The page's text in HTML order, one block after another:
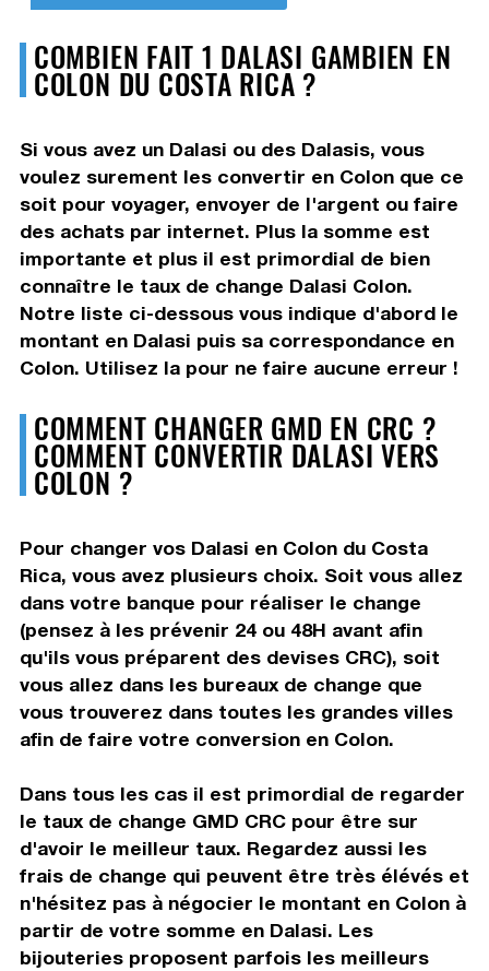
COMBIEN FAIT 1 DALASI GAMBIEN EN
COLON DU COSTA RICA ?
Si vous avez un Dalasi ou des Dalasis, vous
voulez surement les convertir en Colon que ce
soit pour voyager, envoyer de l'argent ou faire
des achats par internet. Plus la somme est
importante et plus il est primordial de bien
connaître le taux de change Dalasi Colon.
Notre liste ci-dessous vous indique d'abord le
montant en Dalasi puis sa correspondance en
Colon. Utilisez la pour ne faire aucune erreur !
COMMENT CHANGER GMD EN CRC ?
COMMENT CONVERTIR DALASI VERS
COLON ?
Pour changer vos Dalasi en Colon du Costa
Rica, vous avez plusieurs choix. Soit vous allez
dans votre banque pour réaliser le change
(pensez à les prévenir 24 ou 48H avant afin
qu'ils vous préparent des devises CRC), soit
vous allez dans les bureaux de change que
vous trouverez dans toutes les grandes villes
afin de faire votre conversion en Colon.
Dans tous les cas il est primordial de regarder
le taux de change GMD CRC pour être sur
d'avoir le meilleur taux. Regardez aussi les
frais de change qui peuvent être très élévés et
n'hésitez pas à négocier le montant en Colon à
partir de votre somme en Dalasi. Les
bijouteries proposent parfois les meilleurs